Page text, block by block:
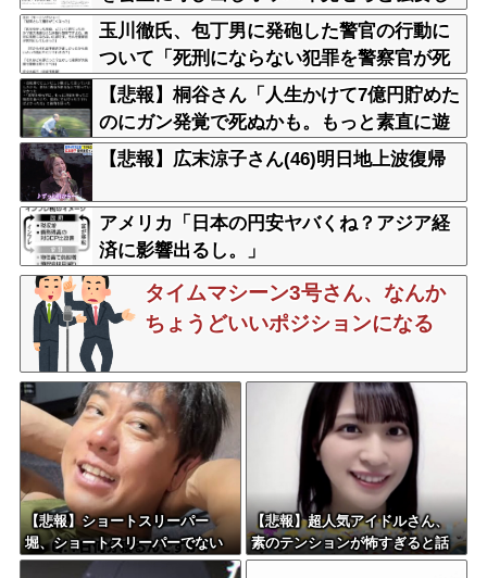
脱がせるｗｗｗｗ
玉川徹氏、包丁男に発砲した警官の行動に
ついて「死刑にならない犯罪を警察官が死
刑にしてしまった」
【悲報】桐谷さん「人生かけて7億円貯めた
のにガン発覚で死ぬかも。もっと素直に遊
べばよかった」後悔の涙
【悲報】広末涼子さん(46)明日地上波復帰
アメリカ「日本の円安ヤバくね？アジア経
済に影響出るし。」
タイムマシーン3号さん、なんか
ちょうどいいポジションになる
【悲報】ショートスリーパー
堀、ショートスリーパーでない
事がバレてしまう
【悲報】超人気アイドルさん、
素のテンションが怖すぎると話
題に・・・